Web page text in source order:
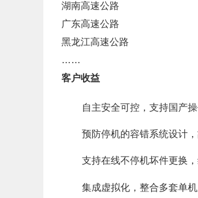
湖南高速公路
广东高速公路
黑龙江高速公路
……
客户收益
自主安全可控，支持国产
预防停机的容错系统设计
支持在线不停机坏件更换
集成虚拟化，整合多套单